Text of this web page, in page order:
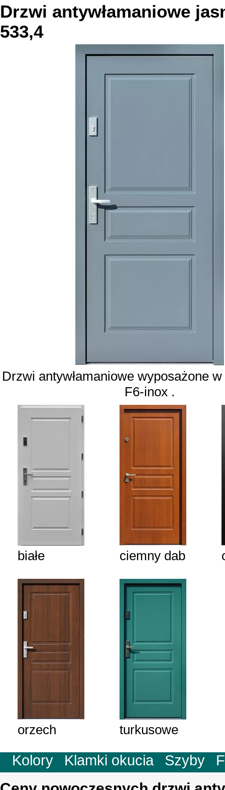
Drzwi antywłamaniowe
533,4
Drzwi antywłamaniowe wyposażone
F6-inox .
białe ciemny dab
orzech turkusowe
Szyby
Klamki okucia
Kolory